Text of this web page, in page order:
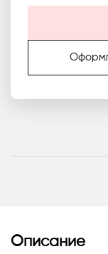
Описание